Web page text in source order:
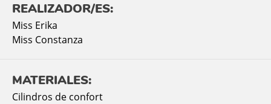
REALIZADOR/ES:
Miss Erika
Miss Constanza
MATERIALES:
Cilindros de confort